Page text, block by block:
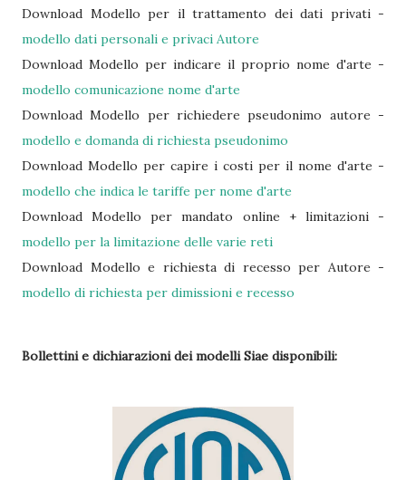
Download Modello per il trattamento dei dati privati -
modello dati personali e privaci Autore
Download Modello per indicare il proprio nome d'arte -
modello comunicazione nome d'arte
Download Modello per richiedere pseudonimo autore -
modello e domanda di richiesta pseudonimo
Download Modello per capire i costi per il nome d'arte -
modello che indica le tariffe per nome d'arte
Download Modello per mandato online + limitazioni -
modello per la limitazione delle varie reti
Download Modello e richiesta di recesso per Autore -
modello di richiesta per dimissioni e recesso
Bollettini e dichiarazioni dei modelli Siae disponibili: